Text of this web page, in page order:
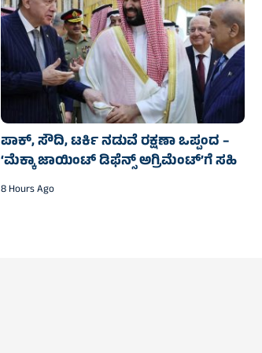
ಪಾಕ್, ಸೌದಿ, ಟರ್ಕಿ ನಡುವೆ ರಕ್ಷಣಾ ಒಪ್ಪಂದ –
‘ಮೆಕ್ಕಾ ಜಾಯಿಂಟ್ ಡಿಫೆನ್ಸ್ ಅಗ್ರಿಮೆಂಟ್’ಗೆ ಸಹಿ
8 Hours Ago